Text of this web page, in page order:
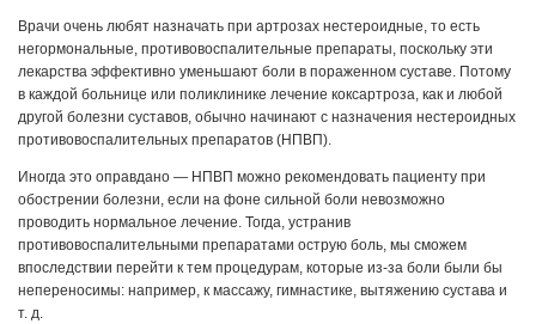
Врачи очень любят назначать при артрозах нестероидные, то есть
негормональные, противовоспалительные препараты, поскольку эти
лекарства эффективно уменьшают боли в пораженном суставе. Потому
в каждой больнице или поликлинике лечение коксартроза, как и любой
другой болезни суставов, обычно начинают с назначения нестероидных
противовоспалительных препаратов (НПВП).
Иногда это оправдано — НПВП можно рекомендовать пациенту при
обострении болезни, если на фоне сильной боли невозможно
проводить нормальное лечение. Тогда, устранив
противовоспалительными препаратами острую боль, мы сможем
впоследствии перейти к тем процедурам, которые из-за боли были бы
непереносимы: например, к массажу, гимнастике, вытяжению сустава и
т. д.